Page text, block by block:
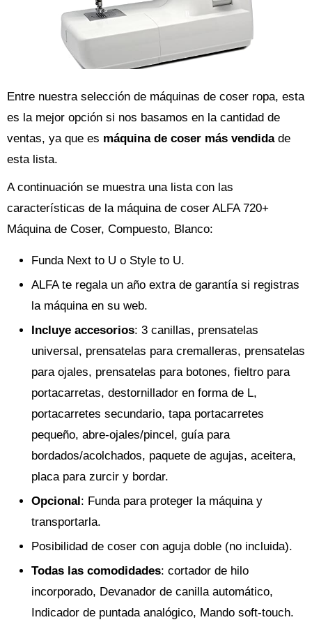
Entre nuestra selección de máquinas de coser ropa, esta
es la mejor opción si nos basamos en la cantidad de
ventas, ya que es máquina de coser más vendidade
esta lista.
A continuación se muestra una lista con las
características de la máquina de coser ALFA 720+
Máquina de Coser, Compuesto, Blanco:
Funda Next to U o Style to U.
ALFA te regala un año extra de garantía si registras
la máquina en su web.
Incluye accesorios: 3 canillas, prensatelas
universal, prensatelas para cremalleras, prensatelas
para ojales, prensatelas para botones, fieltro para
portacarretas, destornillador en forma de L,
portacarretes secundario, tapa portacarretes
pequeño, abre-ojales/pincel, guía para
bordados/acolchados, paquete de agujas, aceitera,
placa para zurcir y bordar.
Opcional: Funda para proteger la máquina y
transportarla.
Posibilidad de coser con aguja doble (no incluida).
Todas las comodidades: cortador de hilo
incorporado, Devanador de canilla automático,
Indicador de puntada analógico, Mando soft-touch.